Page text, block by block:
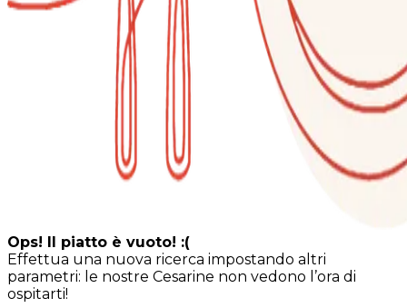
Ops! Il piatto è vuoto! :(
Effettua una nuova ricerca impostando altri
parametri: le nostre Cesarine non vedono l’ora di
ospitarti!